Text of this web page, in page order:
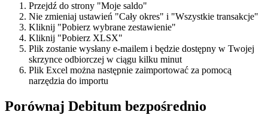
Przejdź do strony "Moje saldo"
Nie zmieniaj ustawień "Cały okres" i "Wszystkie transakcje"
Kliknij "Pobierz wybrane zestawienie"
Kliknij "Pobierz XLSX"
Plik zostanie wysłany e-mailem i będzie dostępny w Twojej
skrzynce odbiorczej w ciągu kilku minut
Plik Excel można następnie zaimportować za pomocą
narzędzia do importu
Porównaj Debitum bezpośrednio